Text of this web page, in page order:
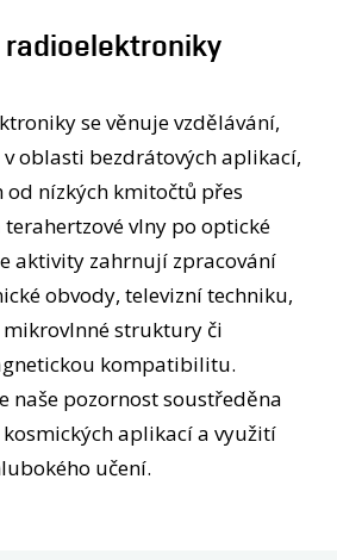
se věnuje vzdělávání,
oblasti bezdrátových aplikací,
od nízkých kmitočtů přes
vlny po optické
aktivity zahrnují zpracování
obvody, televizní techniku,
mikrovlnné struktury či
kompatibilitu.
naše pozornost soustředěna
aplikací a využití
učení.